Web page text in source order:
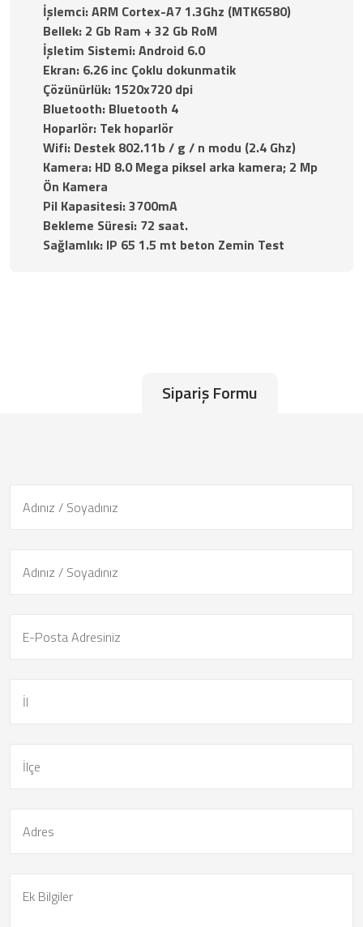
İşlemci: ARM Cortex-A7 1.3Ghz (MTK6580)
Bellek: 2 Gb Ram + 32 Gb RoM
İşletim Sistemi: Android 6.0
Ekran: 6.26 inc Çoklu dokunmatik
Çözünürlük: 1520x720 dpi
Bluetooth: Bluetooth 4
Hoparlör: Tek hoparlör
Wifi: Destek 802.11b / g / n modu (2.4 Ghz)
Kamera: HD 8.0 Mega piksel arka kamera; 2 Mp
Ön Kamera
Pil Kapasitesi: 3700mA
Bekleme Süresi: 72 saat.
Sağlamlık: IP 65 1.5 mt beton Zemin Test
Sipariş Formu